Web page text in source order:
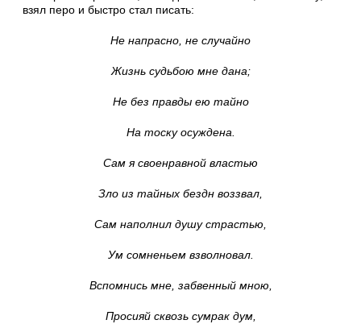
взял перо и быстро стал писать:
Не напрасно, не случайно
Жизнь судьбою мне дана;
Не без правды ею тайно
На тоску осуждена.
Сам я своенравной властью
Зло из тайных бездн воззвал,
Сам наполнил душу страстью,
Ум сомненьем взволновал.
Вспомнись мне, забвенный мною,
Просияй сквозь сумрак дум,